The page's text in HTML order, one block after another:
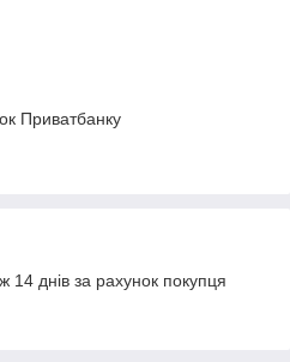
Приватбанку
днів за рахунок покупця